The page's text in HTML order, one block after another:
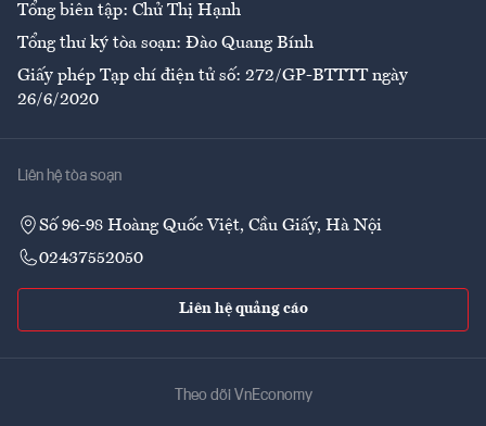
Tổng biên tập: Chử Thị Hạnh
Tổng thư ký tòa soạn: Đào Quang Bính
Giấy phép Tạp chí điện tử số: 272/GP-BTTTT ngày
26/6/2020
Liên hệ tòa soạn
Số 96-98 Hoàng Quốc Việt, Cầu Giấy, Hà Nội
02437552050
Liên hệ quảng cáo
Theo dõi VnEconomy